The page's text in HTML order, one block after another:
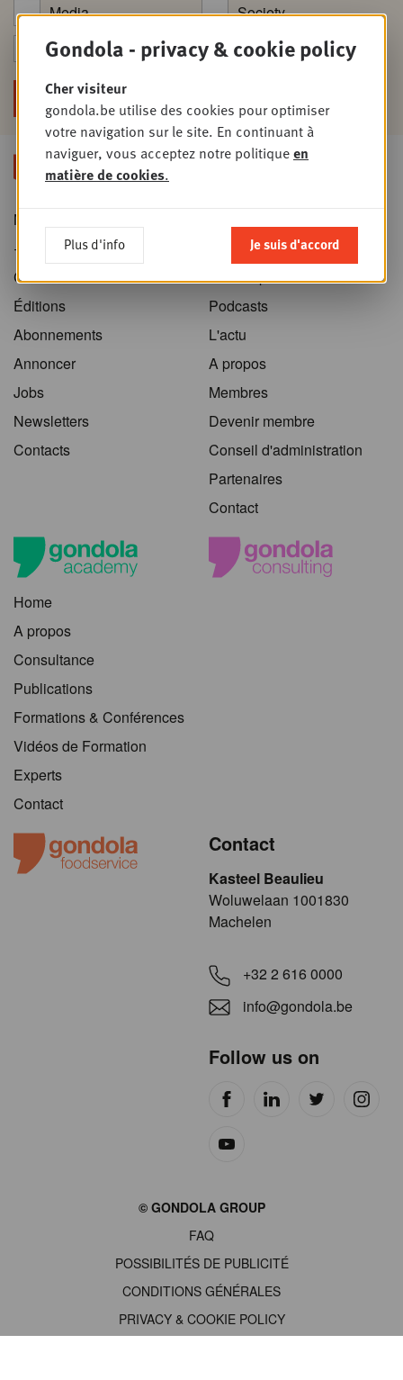
Media
Society
Academy
Foodservice
News
+PLUS
C'est nouveau !
Éditions
Abonnements
Annoncer
Jobs
Newsletters
Contacts
Sessions
Galerie photo
Podcasts
L'actu
A propos
Membres
Devenir membre
Conseil d'administration
Partenaires
Contact
Home
A propos
Consultance
Publications
Formations & Conférences
Vidéos de Formation
Experts
Contact
Contact
Kasteel Beaulieu
​​​Woluwelaan 1001830
Machelen
+32 2 616 0000
info@gondola.be
Follow us on
© GONDOLA GROUP
FAQ
POSSIBILITÉS DE PUBLICITÉ
CONDITIONS GÉNÉRALES
PRIVACY & COOKIE POLICY
Gondola - privacy & cookie policy
Cher visiteur
gondola.be utilise des cookies pour optimiser
votre navigation sur le site. En continuant à
naviguer, vous acceptez notre politiqueen
matière de cookies.
Plus d'info Je suis d'accord